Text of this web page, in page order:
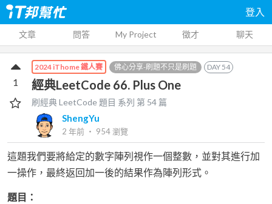
登入
文章 問答 My Project 徵才 聊天
2024 iThome 鐵人賽 佛心分享-刷題不只是刷題 DAY54
經典LeetCode 66. Plus One
刷經典 LeetCode 題目 系列 第 54 篇
ShengYu
2 年前 ‧ 954瀏覽
1
這題我們要將給定的數字陣列視作一個整數，並對其進行加
一操作，最終返回加一後的結果作為陣列形式。
題目：